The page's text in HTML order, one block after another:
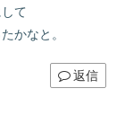
て
かなと。
返信